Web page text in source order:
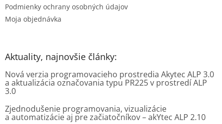
Podmienky ochrany osobných údajov
Moja objednávka
Aktuality, najnovšie články:
Nová verzia programovacieho prostredia Akytec ALP 3.0
a aktualizácia označovania typu PR225 v prostredí ALP
3.0
Zjednodušenie programovania, vizualizácie
a automatizácie aj pre začiatočníkov – akYtec ALP 2.10